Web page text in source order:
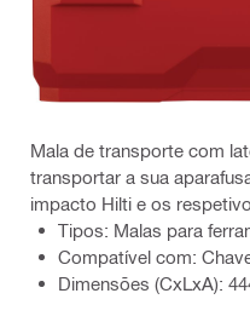
Mala de transporte com
transportar a sua
impacto Hilti e os
Tipos: Malas para
Compatível com:
Dimensões (CxLxA):